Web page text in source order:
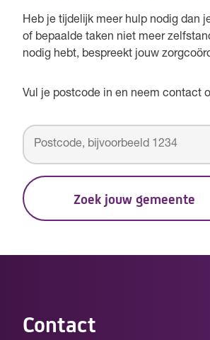
Heb je tijdelijk meer hulp nodig dan
of bepaalde taken niet meer
nodig hebt, bespreekt jouw
Vul je postcode in en neem contact
Zoek jouw gemeente
Contact